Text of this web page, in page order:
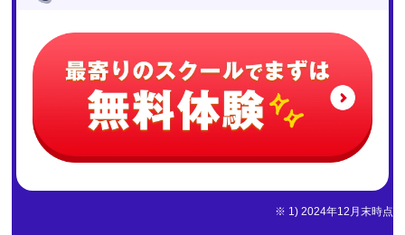
※ 1) 2024年12月末時点